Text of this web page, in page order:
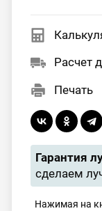
Расчет
Печать
Гарантия
сделаем
Нажимая на